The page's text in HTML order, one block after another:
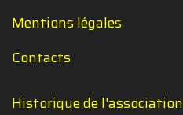
Mentions légales
Contacts
Historique de l'association